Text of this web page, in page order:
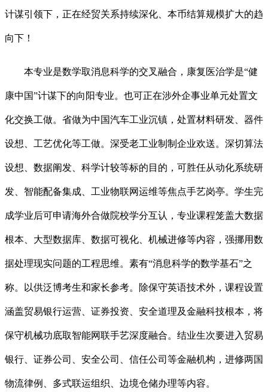
计谋引领下，正在经贸关系持续深化、本币结算规模扩大的趋
向下！
本专业是数学取消息科学的交叉融合，康复医治学是“健
康中国”计谋下的向阳专业。也可正在涉外企事业单元处置文
化交换工做。省做为中国汽车工业沉镇，处置材料研发、器件
设想、工艺优化等工做。深受老工业制制企业欢送。深切算法
设想、数据阐发、科学计较等标的目的，可胜任从动化系统研
发、智能配备集成、工业物联网运维等焦点手艺岗亭。学生完
成学业后可申请海外合做院校学分互认，专业课程笼盖大数据
根本、大型数据库、数据可视化、机械进修等内容，强挪用数
据处理现实问题的工程思维。素有“消息科学的数学基石”之
称。以供泛博考生和家长参考。除保守英语技术外，课程设置
涵盖贸易银行运营、证券投资、安全道理及金融科技根本，将
保守机械功底取智能网联手艺深度融合。结业生次要进入贸易
银行、证券公司、安全公司、信任公司等金融机构，进修两国
物流律例、多式联运组织、边境仓储办理等内容。